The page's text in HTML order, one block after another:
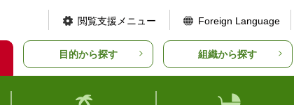
閲覧支援メニュー Foreign Language
目的から探す 組織から探す